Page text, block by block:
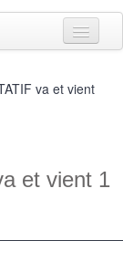
va et vient
et vient 1